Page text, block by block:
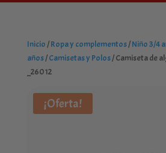
Inicio /Ropa y complementos/Niño 3/4
años/Camisetas y Polos/ Camiseta de
_26012
¡Oferta!